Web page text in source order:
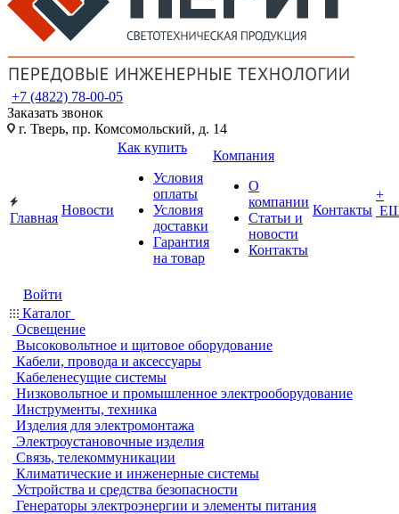
+7 (4822) 78-00-05
Заказать звонок
г. Тверь, пр. Комсомольский, д. 14
Главная
Новости
Как купить
Условия
оплаты
Условия
доставки
Гарантия
на товар
Компания
О
компании
Статьи и
новости
Контакты
Контакты
+
Войти
Каталог
Освещение
Высоковольтное и щитовое оборудование
Кабели, провода и аксессуары
Кабеленесущие системы
Низковольтное и промышленное электрооборудование
Инструменты, техника
Изделия для электромонтажа
Электроустановочные изделия
Связь, телекоммуникации
Климатические и инженерные системы
Устройства и средства безопасности
Генераторы электроэнергии и элементы питания